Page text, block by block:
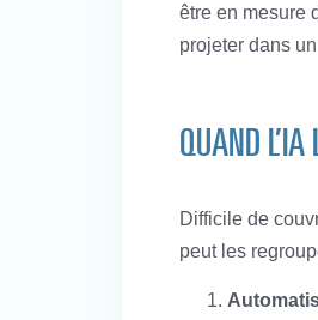
être en mesure
projeter dans
QUAND L’IA
Difficile de
peut les